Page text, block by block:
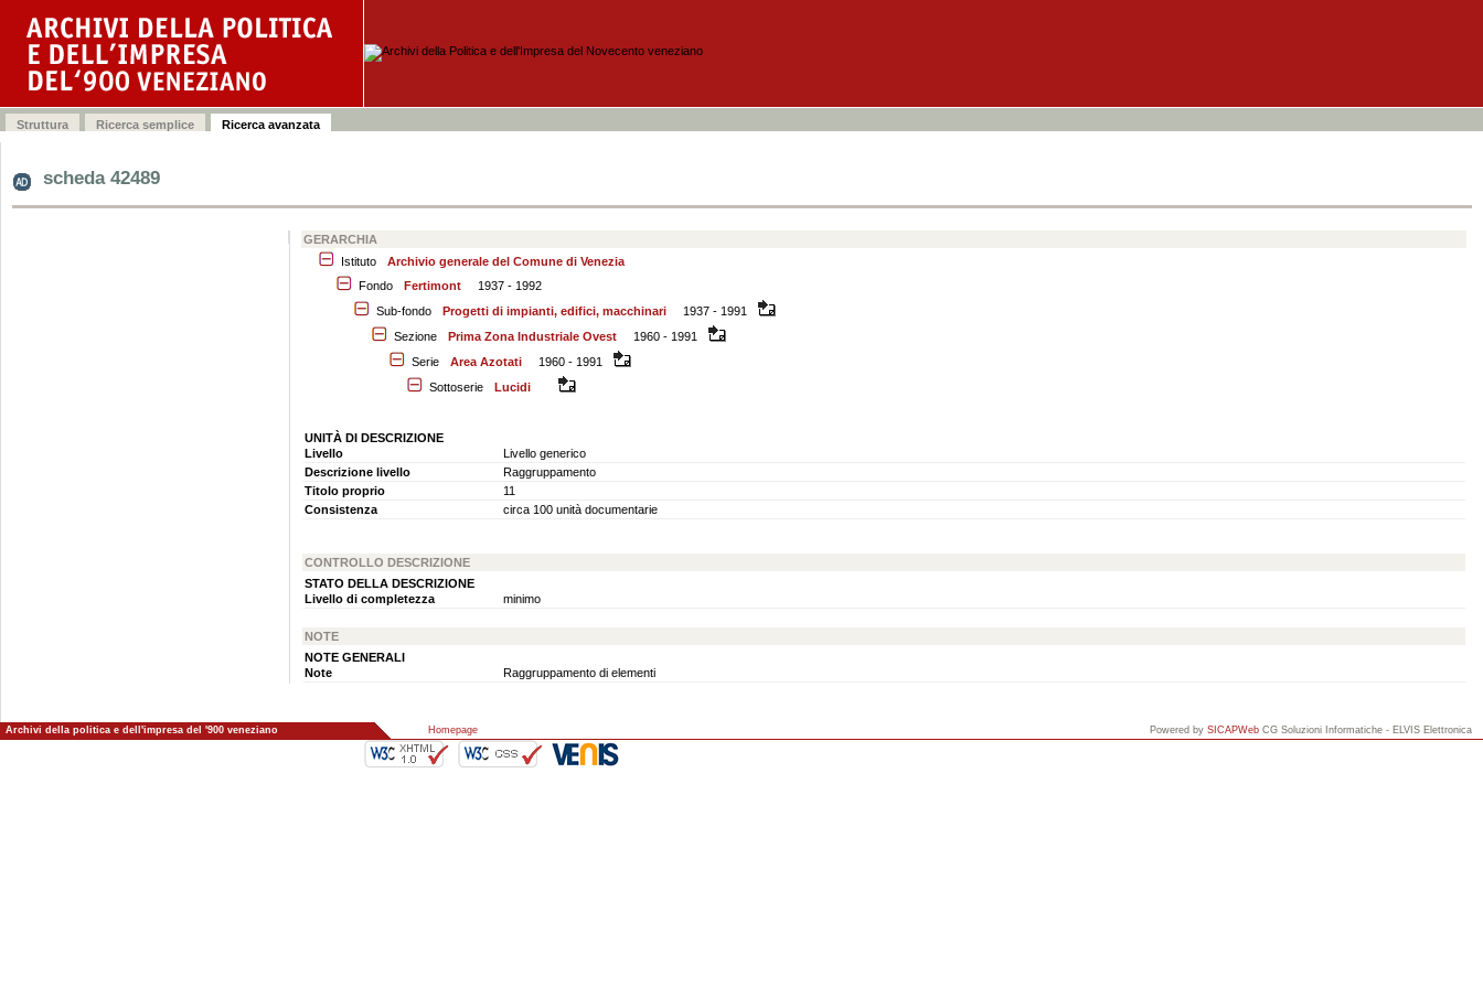
scheda 42489
GERARCHIA
Istituto
Archivio generale del Comune di Venezia
Fondo
Fertimont
1937 - 1992
Sub-fondo
Progetti di impianti, edifici, macchinari
1937 - 1991
Sezione
Prima Zona Industriale Ovest
1960 - 1991
Serie
Area Azotati
1960 - 1991
Sottoserie
Lucidi
UNITÀ DI DESCRIZIONE
Livello
Livello generico
Descrizione livello
Raggruppamento
Titolo proprio
11
Consistenza
circa 100 unità documentarie
CONTROLLO DESCRIZIONE
STATO DELLA DESCRIZIONE
Livello di completezza
minimo
NOTE
NOTE GENERALI
Note
Raggruppamento di elementi
Archivi della politica e dell'impresa del '900 veneziano Homepage Powered by SICAPWeb CG Soluzioni Informatiche - ELVIS Elettronica